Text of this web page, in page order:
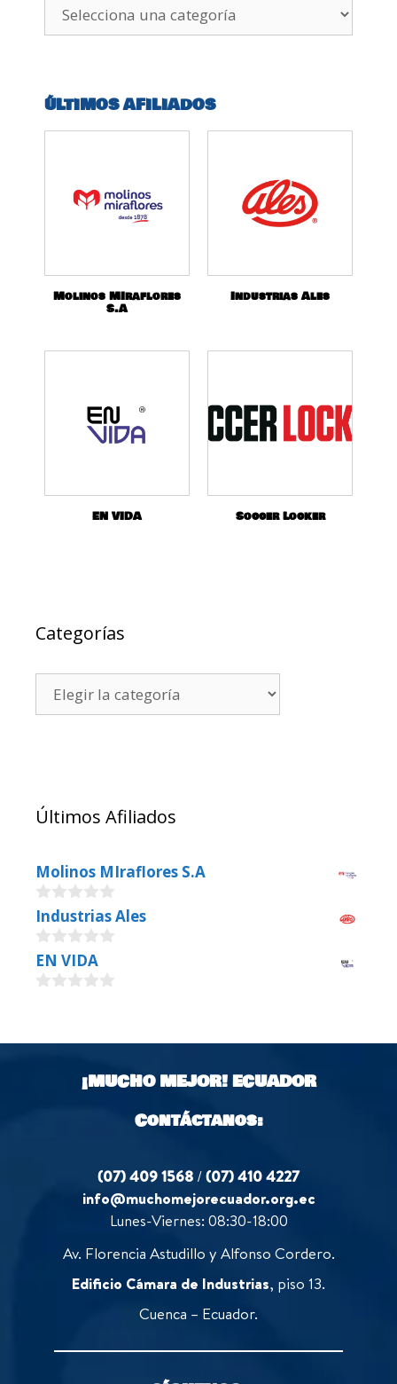
ÚLTIMOS AFILIADOS
Molinos MIraflores
S.A
Industrias Ales
EN VIDA Soccer Locker
Categorías
Últimos Afiliados
Molinos MIraflores S.A
0
o
u
t
o
f
Industrias Ales
0
o
u
5
EN VIDA
t
¡MUCHO MEJOR!ECUADOR
Contáctanos:
(07) 409 1568 /(07) 410 4227
info@muchomejorecuador.org.ec
Lunes-Viernes: 08:30-18:00
Av. Florencia Astudillo y Alfonso Cordero.
Edificio Cámara de Industrias, piso 13.
Cuenca – Ecuador.